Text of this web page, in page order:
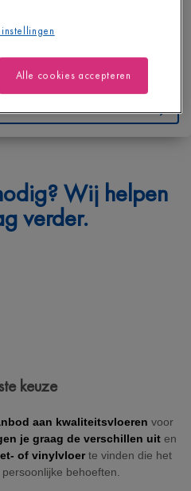
BELGIË
ons
bezorgen je spoedig een
Wij helpen
verder.
keuze
aan kwaliteitsvloeren voor
je graag de verschillen uit en
of vinylvloerte vinden die het
behoeften.
Alle cookies accepteren